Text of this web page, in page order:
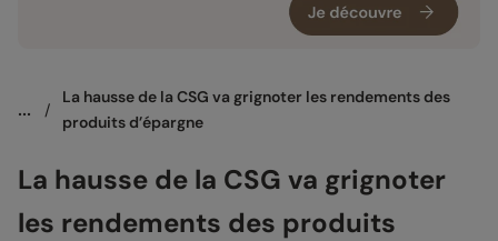
... /
La hausse de la CSG va grignoter les rendements des
produits d’épargne
La hausse de la CSG va grignoter
les rendements des produits